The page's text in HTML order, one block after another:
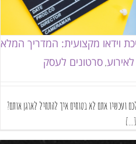
וידאו מקצועית: המדריך המלא
,סרטונים לעסק
ועכשיו אתם לא בטוחים איך להתחיל לארגן אותם?
[...]